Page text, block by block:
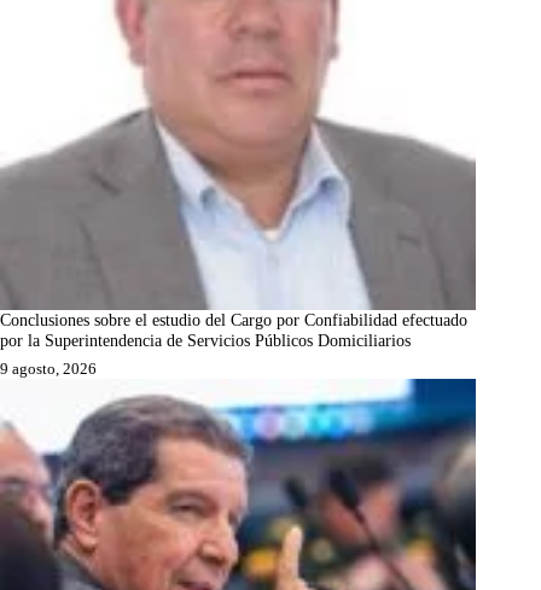
Conclusiones sobre el estudio del Cargo por Confiabilidad efectuado
por la Superintendencia de Servicios Públicos Domiciliarios
9 agosto, 2026